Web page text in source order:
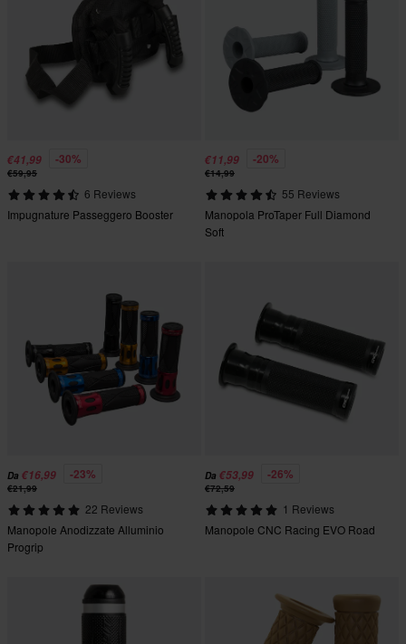
€41,99 -30%
€59,95
6 Reviews
Impugnature Passeggero Booster
€11,99 -20%
€14,99
55 Reviews
Manopola ProTaper Full Diamond
Soft
Da €16,99 -23%
€21,99
22 Reviews
Manopole Anodizzate Alluminio
Progrip
Da €53,99 -26%
€72,59
1 Reviews
Manopole CNC Racing EVO Road